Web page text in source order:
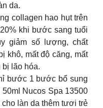
da.
collagen hao hụt trên
khi bước sang tuổi
giảm số lượng, chất
khô, mất độ căng, mất
lão hóa.
bước 1 bước bổ sung
Nucos Spa 13500
làn da thêm tươi trẻ